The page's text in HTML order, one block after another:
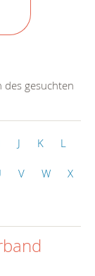
des gesuchten
J K L
V W X